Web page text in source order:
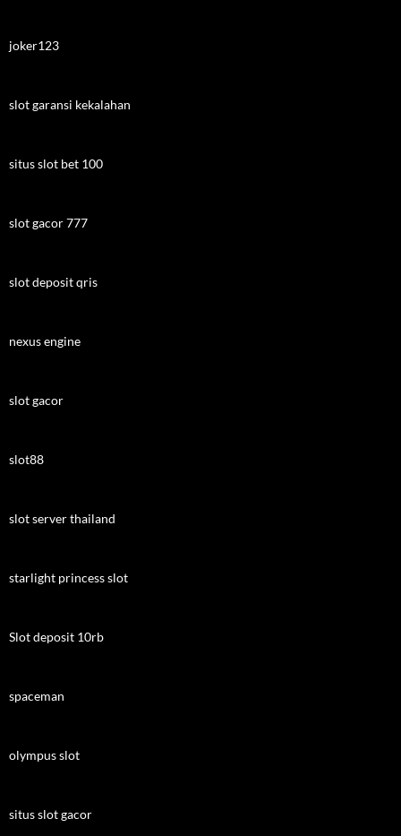
joker123
slot garansi kekalahan
situs slot bet 100
slot gacor 777
slot deposit qris
nexus engine
slot gacor
slot88
slot server thailand
starlight princess slot
Slot deposit 10rb
spaceman
olympus slot
situs slot gacor